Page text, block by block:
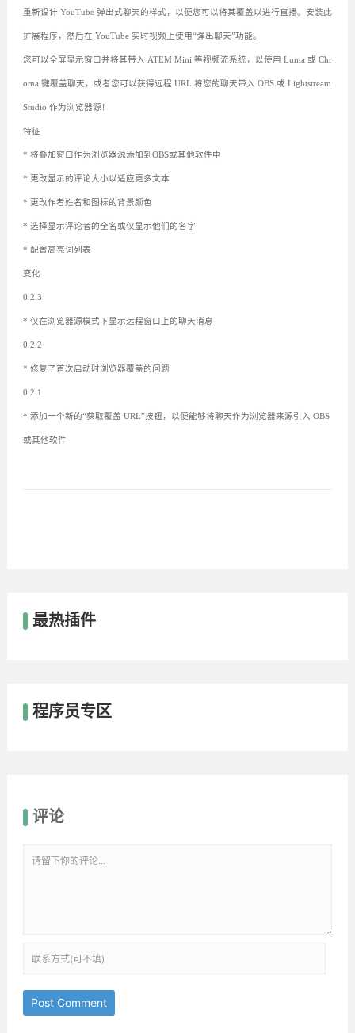
重新设计 YouTube 弹出式聊天的样式，以便您可以将其覆盖以进行直播。安装此
扩展程序，然后在 YouTube 实时视频上使用“弹出聊天”功能。
您可以全屏显示窗口并将其带入 ATEM Mini 等视频流系统，以使用 Luma 或 Chr
oma 键覆盖聊天，或者您可以获得远程 URL 将您的聊天带入 OBS 或 Lightstream
Studio 作为浏览器源！
特征
* 将叠加窗口作为浏览器源添加到OBS或其他软件中
* 更改显示的评论大小以适应更多文本
* 更改作者姓名和图标的背景颜色
* 选择显示评论者的全名或仅显示他们的名字
* 配置高亮词列表
变化
0.2.3
* 仅在浏览器源模式下显示远程窗口上的聊天消息
0.2.2
* 修复了首次启动时浏览器覆盖的问题
0.2.1
* 添加一个新的“获取覆盖 URL”按钮，以便能够将聊天作为浏览器来源引入 OBS
或其他软件
最热插件
程序员专区
评论
Post Comment